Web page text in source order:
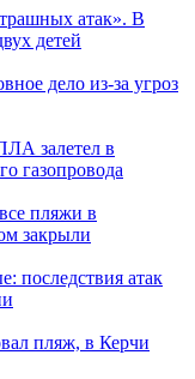
атак». В
детей
дело из-за угроз
залетел в
газопровода
пляжи в
закрыли
последствия атак
пляж, в Керчи